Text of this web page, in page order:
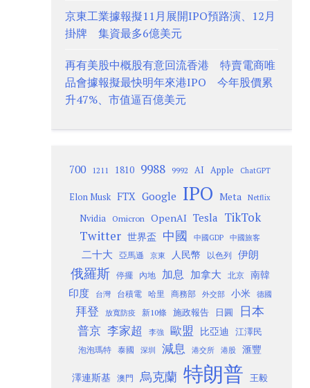
京東工業據報擬11月展開IPO預路演、12月
掛牌 集資最多6億美元
再有美股中概股有意回流香港 特賣電商唯
品會據報擬最快明年來港IPO 今年股價累
升47%、市值逼百億美元
700 1211 1810 9988 9992 AI Apple ChatGPT
Elon Musk FTX Google IPO Meta Netflix
Nvidia Omicron OpenAI Tesla TikTok
Twitter 世界盃 中國 中國GDP 中國旅客
二十大 亞馬遜 京東 人民幣 以色列 伊朗
俄羅斯 停擺 內地 加息 加拿大 北京
南韓
印度
台灣 台積電 哈里 商務部 外交部 小米 德國
拜登 放寬防疫 新10條 施政報告 日圓 日本
普京 李家超 李強 歐盟 比亞迪 江澤民
泡泡瑪特 泰國 深圳 減息 港交所 港股 滙豐
澤連斯基 澳門 烏克蘭 特朗普 王毅